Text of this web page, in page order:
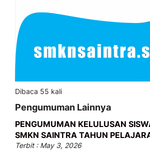
Dibaca 55 kali
Pengumuman Lainnya
PENGUMUMAN KELULUSAN
SMKN SAINTRA TAHUN
Terbit : May 3, 2026